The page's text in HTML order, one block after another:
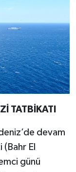
TATBİKATI
devam
El
günü